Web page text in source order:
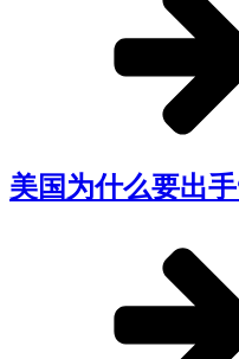
美国为什么要出